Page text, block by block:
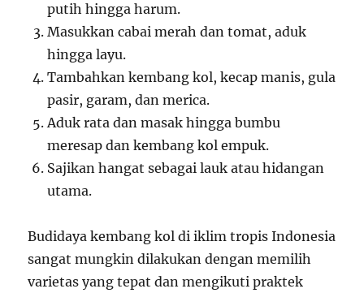
putih hingga harum.
Masukkan cabai merah dan tomat, aduk
hingga layu.
Tambahkan kembang kol, kecap manis, gula
pasir, garam, dan merica.
Aduk rata dan masak hingga bumbu
meresap dan kembang kol empuk.
Sajikan hangat sebagai lauk atau hidangan
utama.
Budidaya kembang kol di iklim tropis Indonesia
sangat mungkin dilakukan dengan memilih
varietas yang tepat dan mengikuti praktek